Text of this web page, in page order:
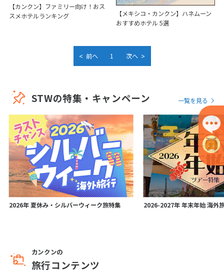
【カンクン】ファミリー向け！おス
スメホテルランキング
【メキシコ・カンクン】ハネムーン
おすすめホテル 5選
< 前へ 1 次へ >
STWの特集・キャンペーン 一覧を見る
2026年 夏休み・シルバーウィーク旅特集 2026-2027年 年末年始 海外
カンクンの
旅行コンテンツ